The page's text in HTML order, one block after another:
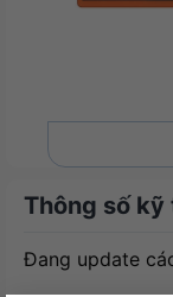
Khả năng
Thông số kỹ
Đang update